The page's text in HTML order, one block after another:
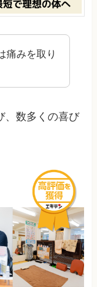
痛みを取り
、数多くの喜び